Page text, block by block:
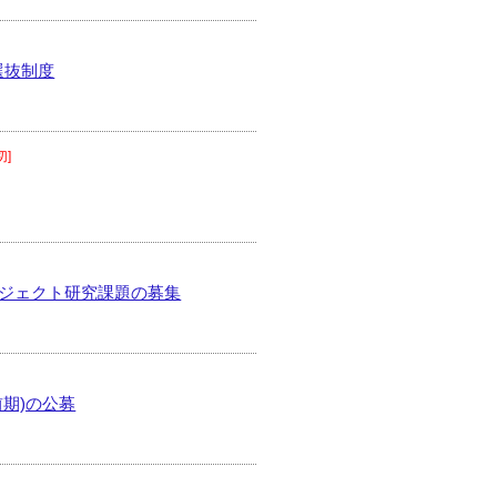
制度
]
ェクト研究課題の募集
)の公募